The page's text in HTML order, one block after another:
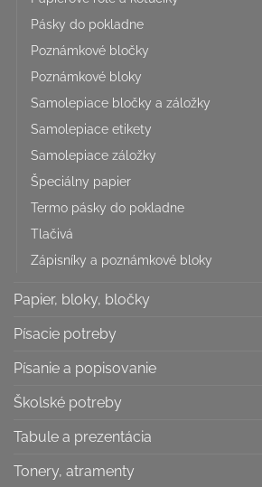
Pásky do pokladne
Poznámkové bločky
Poznámkové bloky
Samolepiace bločky a záložky
Samolepiace etikety
Samolepiace záložky
Špeciálny papier
Termo pásky do pokladne
Tlačivá
Zápisníky a poznámkové bloky
Papier, bloky, bločky
Písacie potreby
Písanie a popisovanie
Školské potreby
Tabule a prezentácia
Tonery, atramenty